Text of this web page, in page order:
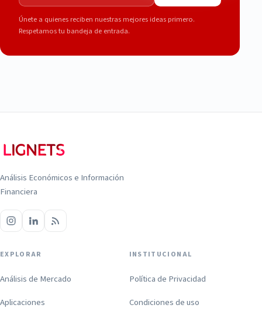
Únete a quienes reciben nuestras mejores ideas primero.
Respetamos tu bandeja de entrada.
Análisis Económicos e Información
Financiera
EXPLORAR
Análisis de Mercado
Aplicaciones
INSTITUCIONAL
Política de Privacidad
Condiciones de uso